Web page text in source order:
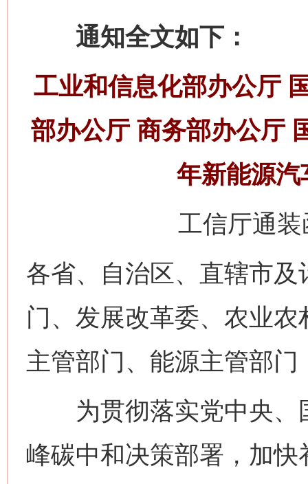
通知全文如下：
工业和信息化部办公厅
部办公厅 商务部办公厅
年新能源
工信厅通
各省、自治区、直辖市
门、发展改革委、农业
主管部门、能源主管部门
为贯彻落实党中央、
峰碳中和决策部署，加